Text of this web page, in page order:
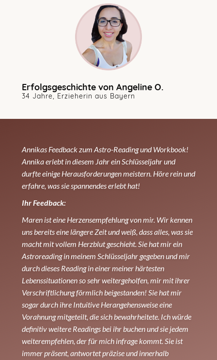
Erfolgsgeschichte von Angeline O.
34 Jahre, Erzieherin aus Bayern
Annikas Feedback zum Astro-Reading und Workbook!
Annika erlebt in diesem Jahr ein Schlüsseljahr und
durfte einige Herausforderungen meistern. Höre rein und
erfahre, was sie spannendes erlebt hat!
Ihr Feedback:
Maren ist eine Herzensempfehlung von mir. Wir kennen
uns bereits eine längere Zeit und weiß, dass alles, was sie
macht mit vollem Herzblut geschieht. Sie hat mir ein
Astroreading in meinem Schlüsseljahr gegeben und mir
durch dieses Reading in einer meiner härtesten
Lebenssituationen so sehr weitergeholfen, mir mit ihrer
Verschriftlichung förmlich beigestanden! Sie hat mir
sogar durch ihre Intuitive Herangehensweise eine
Vorahnung mitgeteilt, die sich bewahrheitete. Ich würde
definitiv weitere Readings bei ihr buchen und sie jedem
weiterempfehlen, der für mich infrage kommt. Sie ist
immer präsent, antwortet präzise und innerhalb